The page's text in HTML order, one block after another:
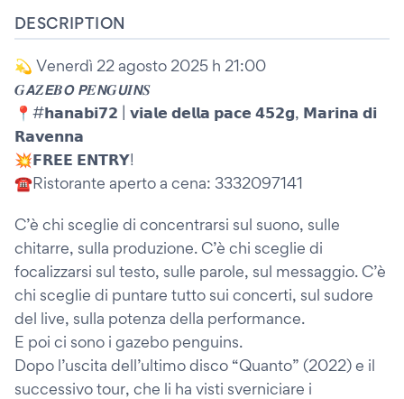
DESCRIPTION
💫 Venerdì 22 agosto 2025 h 21:00
𝑮𝘼𝒁𝙀𝑩𝙊 𝙋𝑬𝙉𝑮𝙐𝑰𝙉𝑺
📍#𝗵𝗮𝗻𝗮𝗯𝗶𝟳𝟮 | 𝘃𝗶𝗮𝗹𝗲 𝗱𝗲𝗹𝗹𝗮 𝗽𝗮𝗰𝗲 𝟰𝟱𝟮𝗴, 𝗠𝗮𝗿𝗶𝗻𝗮 𝗱𝗶
𝗥𝗮𝘃𝗲𝗻𝗻𝗮
💥𝗙𝗥𝗘𝗘 𝗘𝗡𝗧𝗥𝗬!
☎️Ristorante aperto a cena: 3332097141
C’è chi sceglie di concentrarsi sul suono, sulle
chitarre, sulla produzione. C’è chi sceglie di
focalizzarsi sul testo, sulle parole, sul messaggio. C’è
chi sceglie di puntare tutto sui concerti, sul sudore
del live, sulla potenza della performance.
E poi ci sono i gazebo penguins.
Dopo l’uscita dell’ultimo disco “Quanto” (2022) e il
successivo tour, che li ha visti sverniciare i